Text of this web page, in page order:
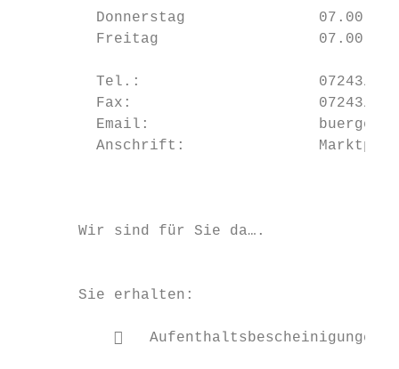
Donnerstag               07.00 –
Freitag                  07.00 –
Tel.:                    07243/
Fax:                     07243/
Email:
Anschrift:
Wir sind für Sie da….
       Sie erhalten:
              Aufenthaltsbescheinigungen